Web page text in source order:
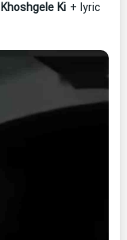
Khoshgele Ki + lyric